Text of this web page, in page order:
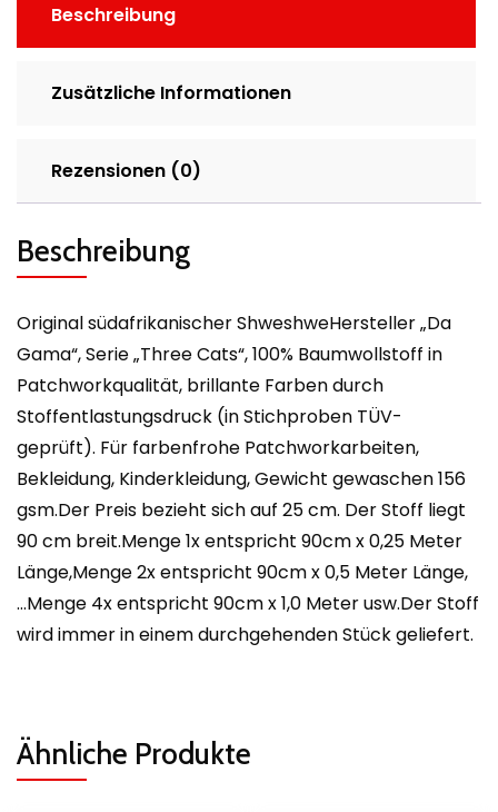
Beschreibung
Zusätzliche Informationen
Rezensionen (0)
Beschreibung
Original südafrikanischer ShweshweHersteller „Da
Gama“, Serie „Three Cats“, 100% Baumwollstoff in
Patchworkqualität, brillante Farben durch
Stoffentlastungsdruck (in Stichproben TÜV-
geprüft). Für farbenfrohe Patchworkarbeiten,
Bekleidung, Kinderkleidung, Gewicht gewaschen 156
gsm.Der Preis bezieht sich auf 25 cm. Der Stoff liegt
90 cm breit.Menge 1x entspricht 90cm x 0,25 Meter
Länge,Menge 2x entspricht 90cm x 0,5 Meter Länge,
…Menge 4x entspricht 90cm x 1,0 Meter usw.Der Stoff
wird immer in einem durchgehenden Stück geliefert.
Ähnliche Produkte